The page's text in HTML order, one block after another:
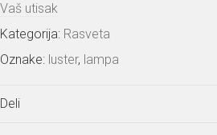
Vaš utisak
Kategorija: Rasveta
Oznake: luster, lampa
Deli